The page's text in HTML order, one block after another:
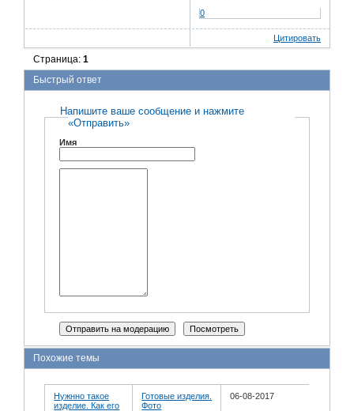
0
Цитировать
Страница:1
Быстрый ответ
Напишите ваше сообщение и нажмите
«Отправить»
Имя
Похожие темы
Нужнно такое
изделие. Как его
Готовые изделия.
Фото
06-08-2017